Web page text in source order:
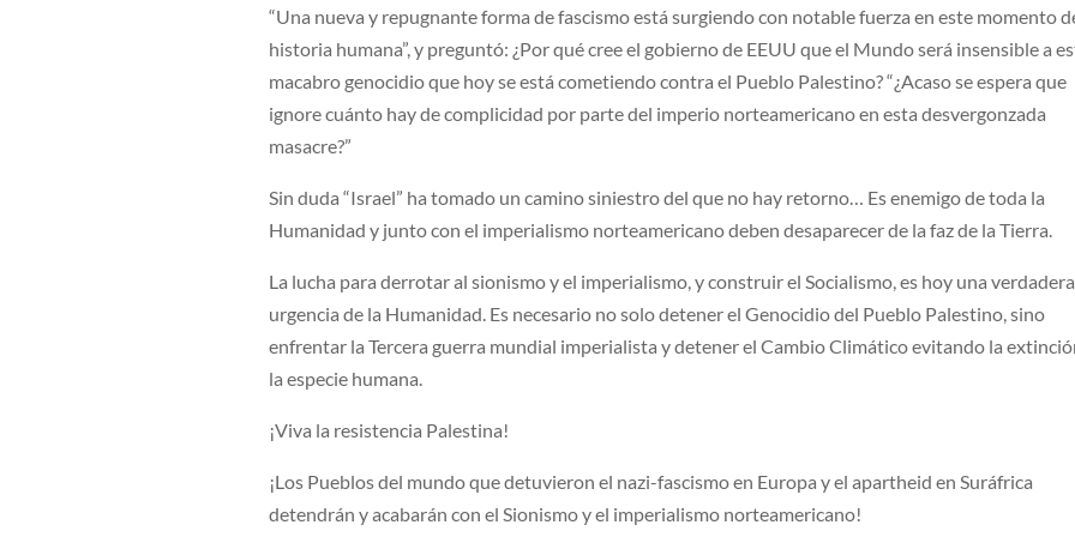
“Una nueva y repugnante forma de fascismo está surgiendo con notable fuerza en este momento
historia humana”, y preguntó: ¿Por qué cree el gobierno de EEUU que el Mundo será insensible a
macabro genocidio que hoy se está cometiendo contra el Pueblo Palestino? “¿Acaso se espera que
ignore cuánto hay de complicidad por parte del imperio norteamericano en esta desvergonzada
masacre?”
Sin duda “Israel” ha tomado un camino siniestro del que no hay retorno… Es enemigo de toda la
Humanidad y junto con el imperialismo norteamericano deben desaparecer de la faz de la Tierra.
La lucha para derrotar al sionismo y el imperialismo, y construir el Socialismo, es hoy una verdadera
urgencia de la Humanidad. Es necesario no solo detener el Genocidio del Pueblo Palestino, sino
enfrentar la Tercera guerra mundial imperialista y detener el Cambio Climático evitando la
la especie humana.
¡Viva la resistencia Palestina!
¡Los Pueblos del mundo que detuvieron el nazi-fascismo en Europa y el apartheid en Suráfrica
detendrán y acabarán con el Sionismo y el imperialismo norteamericano!